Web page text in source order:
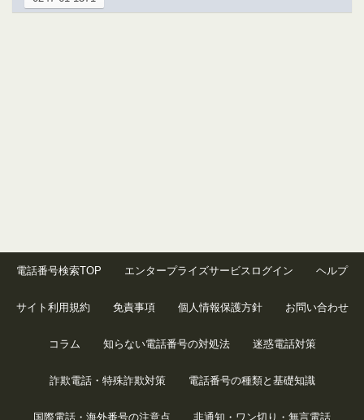
電話番号検索TOP エンタープライズサービスログイン ヘルプ
サイト利用規約 免責事項 個人情報保護方針 お問い合わせ
コラム 知らない電話番号の対処法 迷惑電話対策
詐欺電話・特殊詐欺対策 電話番号の種類と基礎知識
国際電話・海外番号の注意点 非通知・ワン切り・無言電話